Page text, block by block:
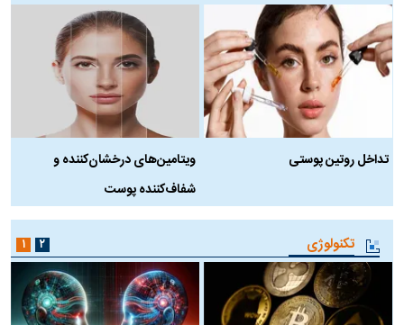
تداخل روتین پوستی
ویتامین‌های درخشان‌کننده و
شفاف‌کننده پوست
تکنولوژی ۱ ۲